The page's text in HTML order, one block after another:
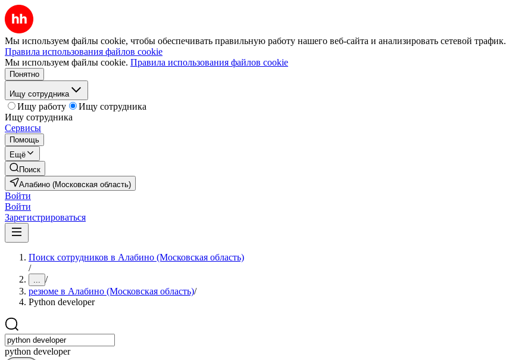
Мы используем файлы cookie, чтобы обеспечивать правильную работу нашего веб-сайта и анализировать сетевой трафик.
Правила использования файлов cookie
Мы используем файлы cookie. Правила использования файлов cookie
Понятно
Ищу сотрудника
Ищу работу
Ищу сотрудника
Ищу сотрудника
Сервисы
Помощь
Ещё
Поиск
Алабино (Московская область)
Войти
Войти
Зарегистрироваться
Поиск сотрудников в Алабино (Московская область)
/
... /
резюме в Алабино (Московская область)/
Python developer
python developer